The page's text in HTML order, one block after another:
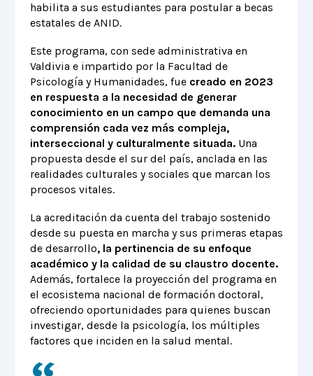
habilita a sus estudiantes para postular a becas
estatales de ANID.
Este programa, con sede administrativa en
Valdivia e impartido por la Facultad de
Psicología y Humanidades, fue creado en 2023
en respuesta a la necesidad de generar
conocimiento en un campo que demanda una
comprensión cada vez más compleja,
interseccional y culturalmente situada.Una
propuesta desde el sur del país, anclada en las
realidades culturales y sociales que marcan los
procesos vitales.
La acreditación da cuenta del trabajo sostenido
desde su puesta en marcha y sus primeras etapas
de desarrollo, la pertinencia de su enfoque
académico y la calidad de su claustro docente.
Además, fortalece la proyección del programa en
el ecosistema nacional de formación doctoral,
ofreciendo oportunidades para quienes buscan
investigar, desde la psicología, los múltiples
factores que inciden en la salud mental.